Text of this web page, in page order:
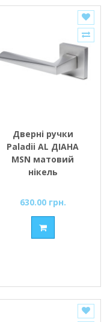
Дверні ручки
Paladii AL ДІАНА
MSN матовий
нікель
630.00 грн.